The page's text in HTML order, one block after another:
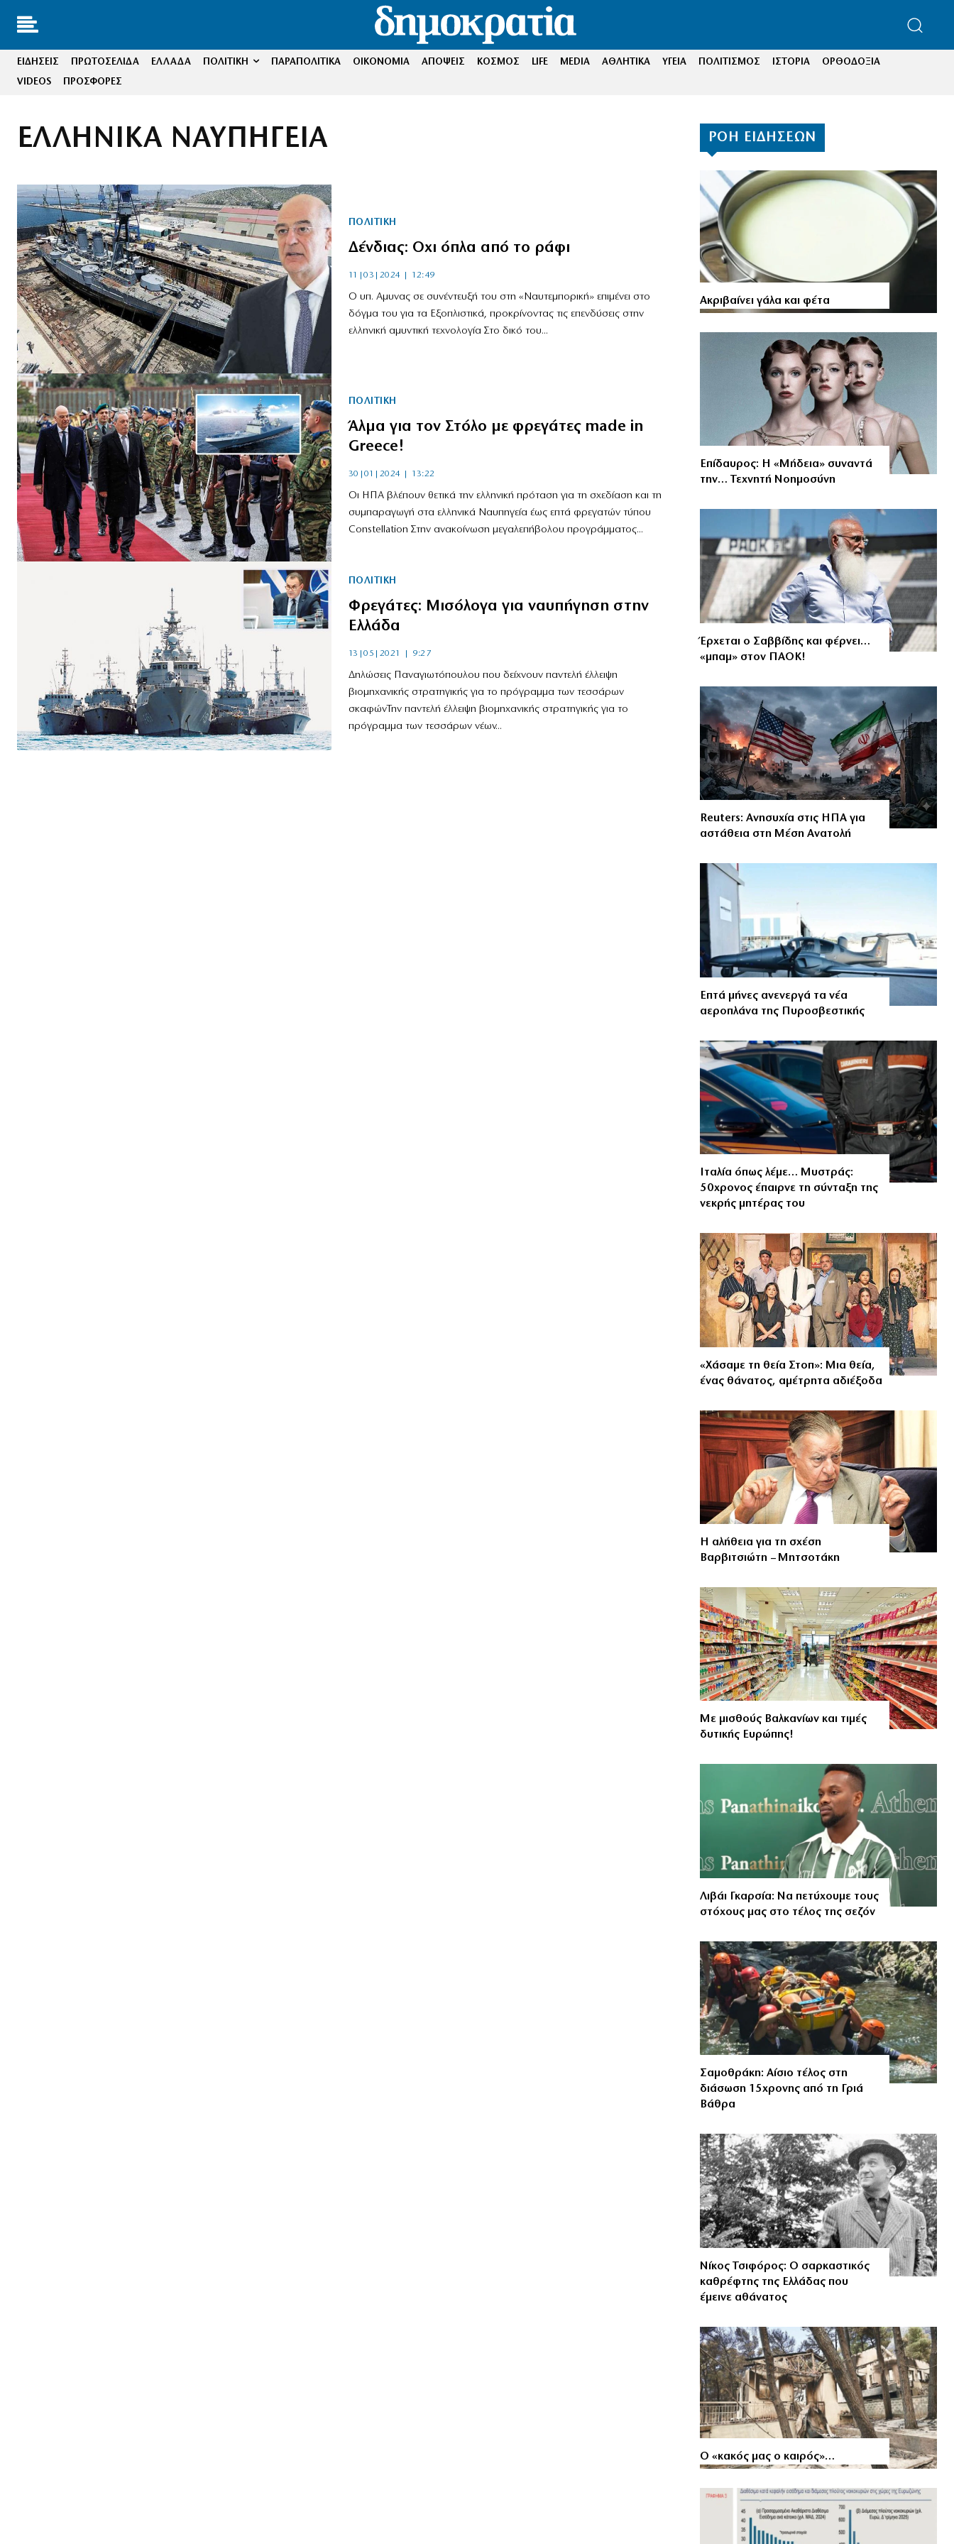
ΕΙΔΗΣΕΙΣ ΠΡΩΤΟΣΕΛΙΔΑ ΕΛΛΑΔΑ ΠΟΛΙΤΙΚΗ ΠΑΡΑΠΟΛΙΤΙΚΑ ΟΙΚΟΝΟΜΙΑ ΑΠΟΨΕΙΣ ΚΟΣΜΟΣ LIFE MEDIA ΑΘΛΗΤΙΚΑ ΥΓΕΙΑ ΠΟΛΙΤΙΣΜΟΣ ΙΣΤΟΡΙΑ
ΟΡΘΟΔΟΞΙΑ
VIDEOS
ΠΡΟΣΦΟΡΕΣ
ΕΛΛΗΝΙΚΑ ΝΑΥΠΗΓΕΙΑ
ΠΟΛΙΤΙΚΗ
Δένδιας: Οχι όπλα από το ράφι
11|03|2024 | 12:49
Ο υπ. Αμυνας σε συνέντευξή του στη «Ναυτεμπορική» επιμένει στο
δόγμα του για τα Εξοπλιστικά, προκρίνοντας τις επενδύσεις στην
ελληνική αμυντική τεχνολογία Στο δικό του...
ΠΟΛΙΤΙΚΗ
Άλμα για τον Στόλο με φρεγάτες made in
Greece!
30|01|2024 | 13:22
Οι ΗΠΑ βλέπουν θετικά την ελληνική πρόταση για τη σχεδίαση και τη
συμπαραγωγή στα ελληνικά Ναυπηγεία έως επτά φρεγατών τύπου
Constellation Στην ανακοίνωση μεγαλεπήβολου προγράμματος...
ΠΟΛΙΤΙΚΗ
Φρεγάτες: Μισόλογα για ναυπήγηση στην
Ελλάδα
13|05|2021 | 9:27
Δηλώσεις Παναγιωτόπουλου που δείχνουν παντελή έλλειψη
βιομηχανικής στρατηγικής για το πρόγραμμα των τεσσάρων
σκαφώνΤην παντελή έλλειψη βιομηχανικής στρατηγικής για το
πρόγραμμα των τεσσάρων νέων...
ΡΟΗ ΕΙΔΗΣΕΩΝ
Aκριβαίνει γάλα και φέτα
Επίδαυρος: Η «Μήδεια» συναντά
την… Τεχνητή Νοημοσύνη
Έρχεται ο Σαββίδης και φέρνει…
«μπαμ» στον ΠΑΟΚ!
Reuters: Ανησυχία στις ΗΠΑ για
αστάθεια στη Μέση Ανατολή
Επτά μήνες ανενεργά τα νέα
αεροπλάνα της Πυροσβεστικής
Ιταλία όπως λέμε… Μυστράς:
50χρονος έπαιρνε τη σύνταξη της
νεκρής μητέρας του
«Χάσαμε τη θεία Στοπ»: Μια θεία,
ένας θάνατος, αμέτρητα αδιέξοδα
Η αλήθεια για τη σχέση
Βαρβιτσιώτη – Μητσοτάκη
Με μισθούς Βαλκανίων και τιμές
δυτικής Ευρώπης!
Λιβάι Γκαρσία: Να πετύχουμε τους
στόχους μας στο τέλος της σεζόν
Σαμοθράκη: Αίσιο τέλος στη
διάσωση 15χρονης από τη Γριά
Βάθρα
Νίκος Τσιφόρος: Ο σαρκαστικός
καθρέφτης της Ελλάδας που
έμεινε αθάνατος
Ο «κακός μας ο καιρός»…